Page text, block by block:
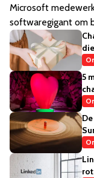
Microsoft
softwaregigant om
5